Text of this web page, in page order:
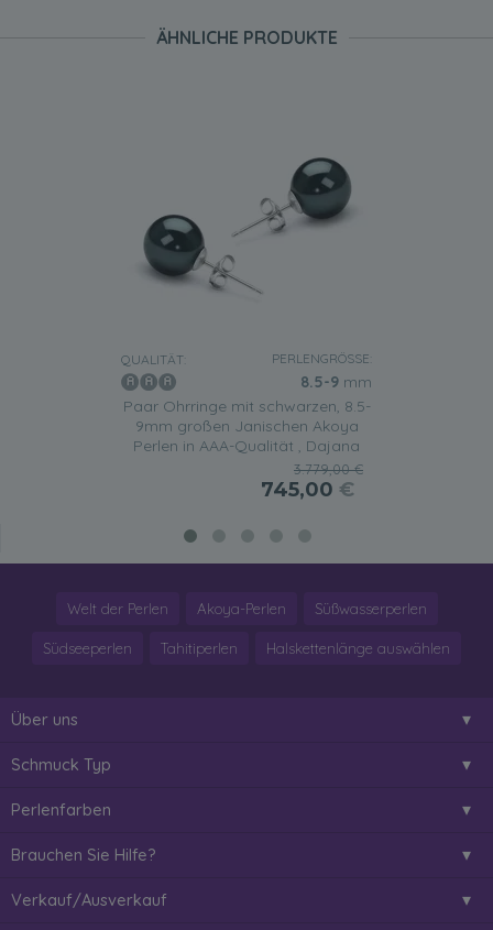
ÄHNLICHE PRODUKTE
QUALITÄT: PERLENGRÖSSE:
8.5-9 mm
Paar Ohrringe mit schwarzen, 8.5-
9mm großen Janischen Akoya
Perlen in AAA-Qualität , Dajana
3.779,00 €
745,00 €
Welt der Perlen Akoya-Perlen Süßwasserperlen
Südseeperlen Tahitiperlen Halskettenlänge auswählen
Über uns
Schmuck Typ
Perlenfarben
Brauchen Sie Hilfe?
Verkauf/Ausverkauf